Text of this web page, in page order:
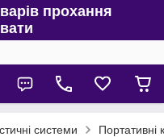
прохання
системи Портативні